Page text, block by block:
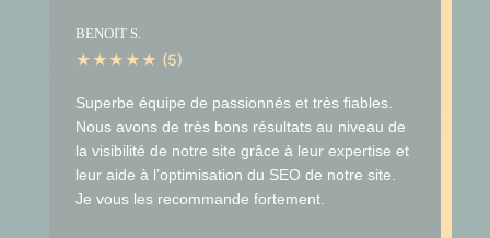
BENOIT S.
★★★★★ (5)
Superbe équipe de passionnés et très fiables.
Nous avons de très bons résultats au niveau de
la visibilité de notre site grâce à leur expertise et
leur aide à l’optimisation du SEO de notre site.
Je vous les recommande fortement.